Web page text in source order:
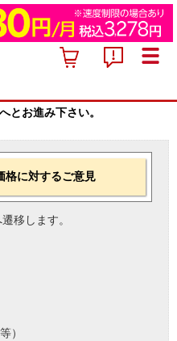
とお進み下さい。
格に対するご意見
移します。
）